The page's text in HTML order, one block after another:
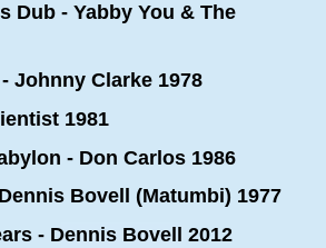
Dub - Yabby You & The
Johnny Clarke 1978
1981
- Don Carlos 1986
Bovell (Matumbi) 1977
- Dennis Bovell 2012